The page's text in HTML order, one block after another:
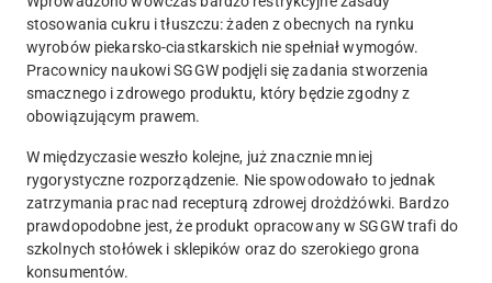
stosowania cukru i tłuszczu: żaden z obecnych na rynku
wyrobów piekarsko-ciastkarskich nie spełniał wymogów.
Pracownicy naukowi SGGW podjęli się zadania stworzenia
smacznego i zdrowego produktu, który będzie zgodny z
obowiązującym prawem.
W międzyczasie weszło kolejne, już znacznie mniej
rygorystyczne rozporządzenie. Nie spowodowało to jednak
zatrzymania prac nad recepturą zdrowej drożdżówki. Bardzo
prawdopodobne jest, że produkt opracowany w SGGW trafi do
szkolnych stołówek i sklepików oraz do szerokiego grona
konsumentów.